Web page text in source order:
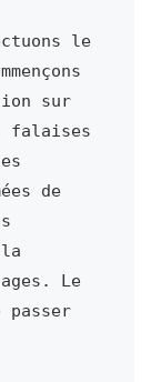
le
sur
falaises
de
Le
passer